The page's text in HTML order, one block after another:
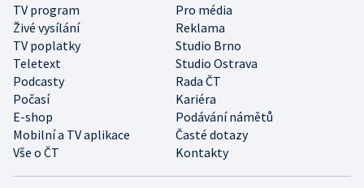
TV program
Pro média
Živé vysílání
Reklama
TV poplatky
Studio Brno
Teletext
Studio Ostrava
Podcasty
Rada ČT
Počasí
Kariéra
E-shop
Podávání námětů
Mobilní a TV aplikace
Časté dotazy
Vše o ČT
Kontakty